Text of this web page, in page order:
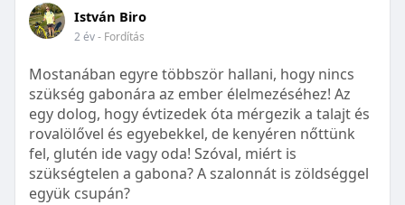
István Biro
2 év- Fordítás
Mostanában egyre többször hallani, hogy nincs
szükség gabonára az ember élelmezéséhez! Az
egy dolog, hogy évtizedek óta mérgezik a talajt és
rovalölővel és egyebekkel, de kenyéren nőttünk
fel, glutén ide vagy oda! Szóval, miért is
szükségtelen a gabona? A szalonnát is zöldséggel
együk csupán?